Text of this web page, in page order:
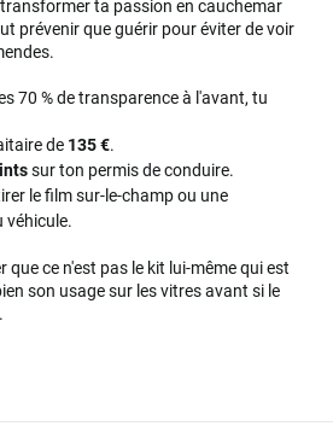
ta passion en cauchemar
prévenir que guérir pour éviter de voir
70 % de transparence à l'avant, tu
de 135 €.
sur ton permis de conduire.
le film sur-le-champ ou une
véhicule.
ce n'est pas le kit lui-même qui est
son usage sur les vitres avant si le